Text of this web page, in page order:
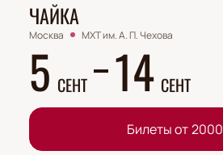
ЧАЙКА
Москва МХТ им. А. П. Чехова
5 СЕНТ 14 СЕНТ
Билеты от 2000